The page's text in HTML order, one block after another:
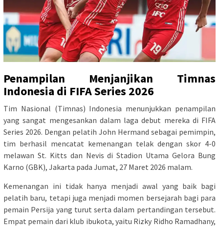
Penampilan Menjanjikan Timnas
Indonesia di FIFA Series 2026
Tim Nasional (Timnas) Indonesia menunjukkan penampilan
yang sangat mengesankan dalam laga debut mereka di FIFA
Series 2026. Dengan pelatih John Hermand sebagai pemimpin,
tim berhasil mencatat kemenangan telak dengan skor 4-0
melawan St. Kitts dan Nevis di Stadion Utama Gelora Bung
Karno (GBK), Jakarta pada Jumat, 27 Maret 2026 malam.
Kemenangan ini tidak hanya menjadi awal yang baik bagi
pelatih baru, tetapi juga menjadi momen bersejarah bagi para
pemain Persija yang turut serta dalam pertandingan tersebut.
Empat pemain dari klub ibukota, yaitu Rizky Ridho Ramadhany,